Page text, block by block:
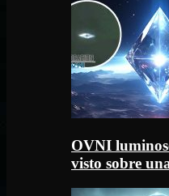
OVNI
visto sobre